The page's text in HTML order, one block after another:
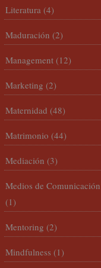
Literatura (4)
Maduración (2)
Management (12)
Marketing (2)
Maternidad (48)
Matrimonio (44)
Mediación (3)
Medios de Comunicación
(1)
Mentoring (2)
Mindfulness (1)